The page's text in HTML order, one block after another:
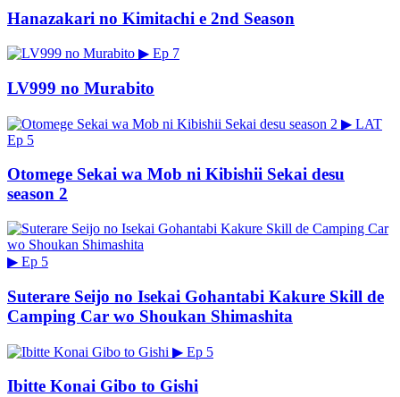
Hanazakari no Kimitachi e 2nd Season
▶ Ep 7
LV999 no Murabito
▶ LAT
Ep 5
Otomege Sekai wa Mob ni Kibishii Sekai desu
season 2
▶ Ep 5
Suterare Seijo no Isekai Gohantabi Kakure Skill de
Camping Car wo Shoukan Shimashita
▶ Ep 5
Ibitte Konai Gibo to Gishi